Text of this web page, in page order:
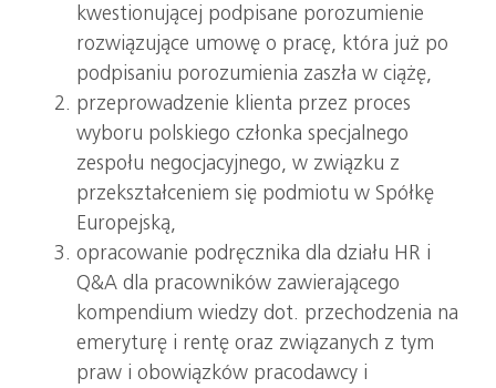
kwestionującej podpisane porozumienie
rozwiązujące umowę o pracę, która już po
podpisaniu porozumienia zaszła w ciążę,
przeprowadzenie klienta przez proces
wyboru polskiego członka specjalnego
zespołu negocjacyjnego, w związku z
przekształceniem się podmiotu w Spółkę
Europejską,
opracowanie podręcznika dla działu HR i
Q&A dla pracowników zawierającego
kompendium wiedzy dot. przechodzenia na
emeryturę i rentę oraz związanych z tym
praw i obowiązków pracodawcy i